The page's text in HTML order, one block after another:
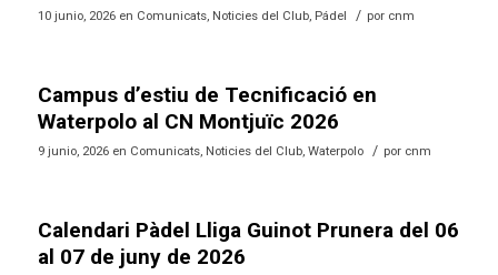
10 junio, 2026 en Comunicats, Noticies del Club, Pádel / por cnm
Campus d’estiu de Tecnificació en
Waterpolo al CN Montjuïc 2026
9 junio, 2026 en Comunicats, Noticies del Club, Waterpolo / por cnm
Calendari Pàdel Lliga Guinot Prunera del 06
al 07 de juny de 2026